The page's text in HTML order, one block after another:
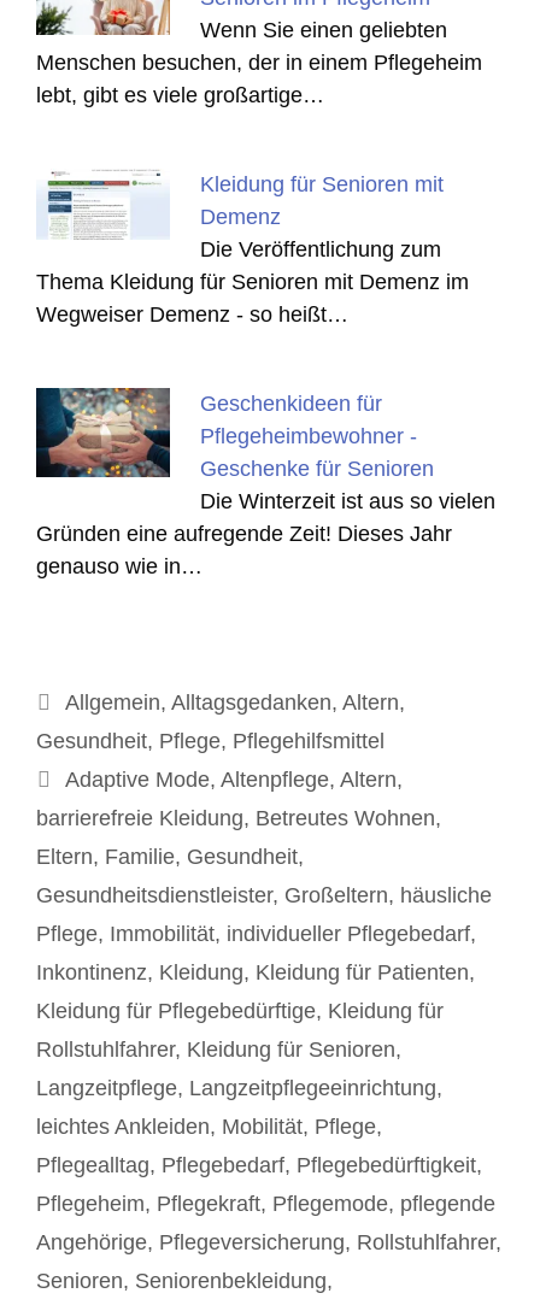
Wenn Sie einen geliebten
Menschen besuchen, der in einem Pflegeheim
lebt, gibt es viele großartige…
Kleidung für Senioren mit
Demenz
Die Veröffentlichung zum
Thema Kleidung für Senioren mit Demenz im
Wegweiser Demenz - so heißt…
Geschenkideen für
Pflegeheimbewohner -
Geschenke für Senioren
Die Winterzeit ist aus so vielen
Gründen eine aufregende Zeit! Dieses Jahr
genauso wie in…
Kategorien
Allgemein, Alltagsgedanken, Altern,
Gesundheit, Pflege, Pflegehilfsmittel
Schlagwörter
Adaptive Mode, Altenpflege, Altern,
barrierefreie Kleidung, Betreutes Wohnen,
Eltern, Familie, Gesundheit,
Gesundheitsdienstleister, Großeltern, häusliche
Pflege, Immobilität, individueller Pflegebedarf,
Inkontinenz, Kleidung, Kleidung für Patienten,
Kleidung für Pflegebedürftige, Kleidung für
Rollstuhlfahrer, Kleidung für Senioren,
Langzeitpflege, Langzeitpflegeeinrichtung,
leichtes Ankleiden, Mobilität, Pflege,
Pflegealltag, Pflegebedarf, Pflegebedürftigkeit,
Pflegeheim, Pflegekraft, Pflegemode, pflegende
Angehörige, Pflegeversicherung, Rollstuhlfahrer,
Senioren, Seniorenbekleidung,